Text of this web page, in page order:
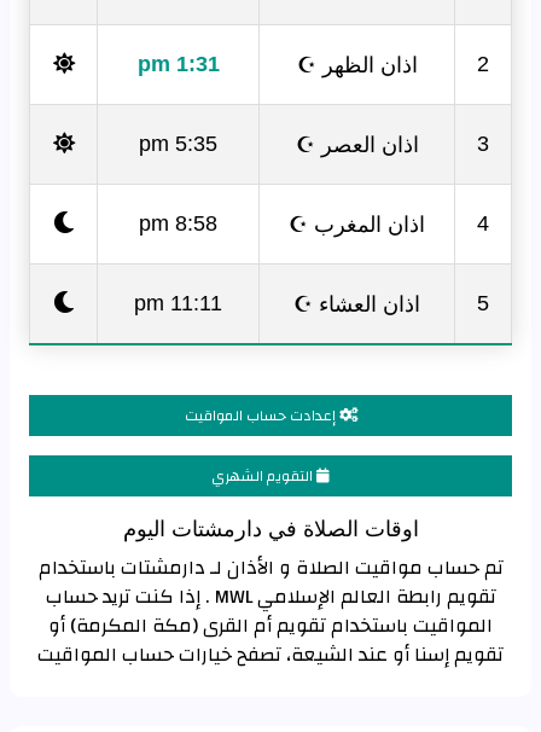
2 اذان الظهر ☪ 1:31 pm
3 اذان العصر ☪ 5:35 pm
4 اذان المغرب ☪ 8:58 pm
5 اذان العشاء ☪ 11:11 pm
إعدادت حساب المواقيت
التقويم الشهري
اوقات الصلاة في دارمشتات اليوم
تم حساب مواقيت الصلاة و الأذان لـ دارمشتات باستخدام
تقويم رابطة العالم الإسلامي MWL . إذا كنت تريد حساب
المواقيت باستخدام تقويم أم القرى (مكة المكرمة) أو
تقويم إسنا أو عند الشيعة، تصفح خيارات حساب المواقيت